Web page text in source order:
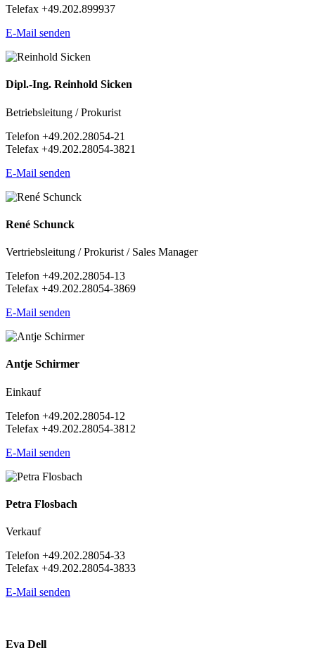
Telefax +49.202.899937
E-Mail senden
Dipl.-Ing. Reinhold Sicken
Betriebsleitung / Prokurist
Telefon +49.202.28054-21
Telefax +49.202.28054-3821
E-Mail senden
René Schunck
Vertriebsleitung / Prokurist / Sales Manager
Telefon +49.202.28054-13
Telefax +49.202.28054-3869
E-Mail senden
Antje Schirmer
Einkauf
Telefon +49.202.28054-12
Telefax +49.202.28054-3812
E-Mail senden
Petra Flosbach
Verkauf
Telefon +49.202.28054-33
Telefax +49.202.28054-3833
E-Mail senden
Eva Dell